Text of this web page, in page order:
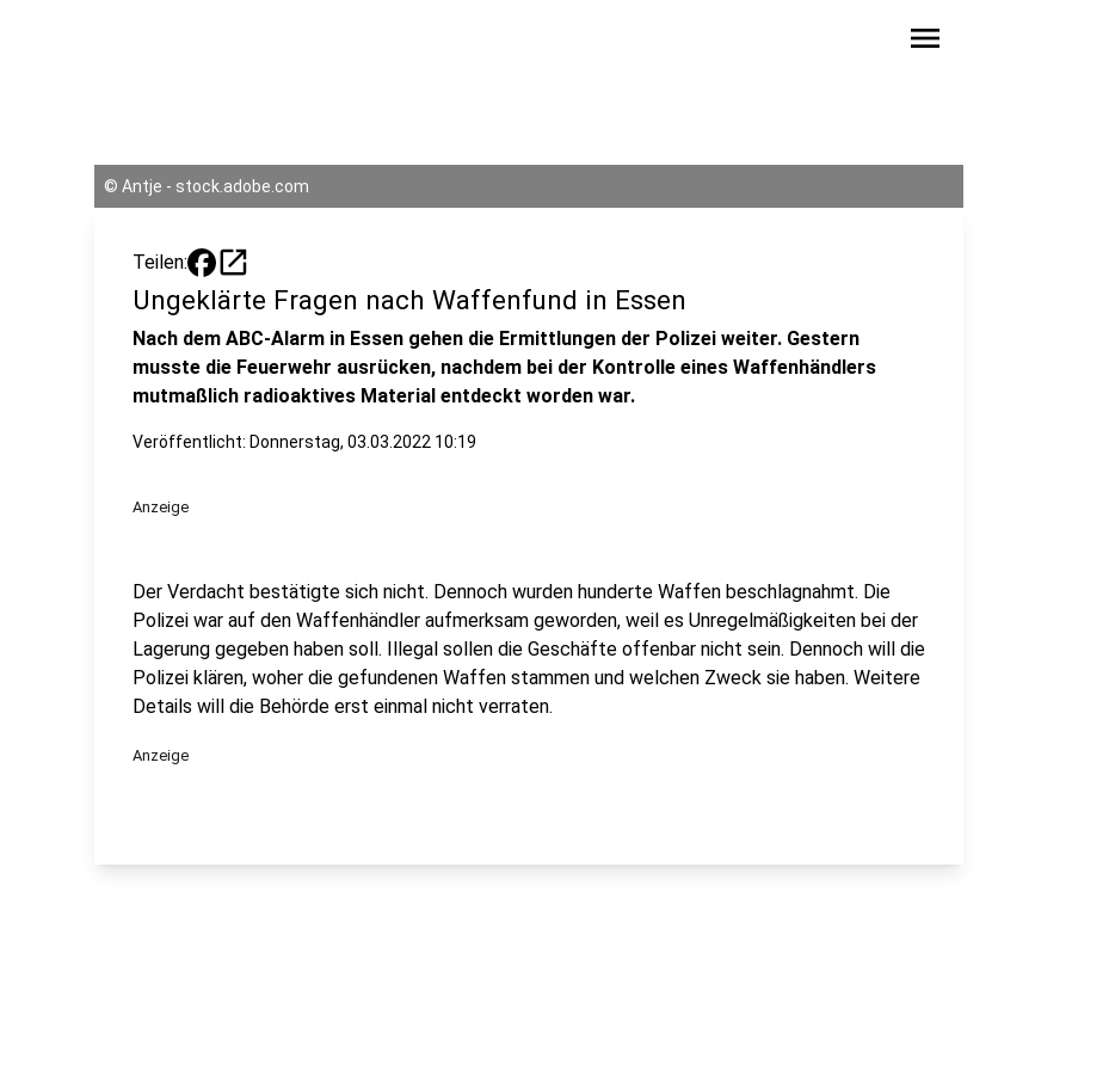
menu
© Antje - stock.adobe.com
Teilen: open_in_new
Ungeklärte Fragen nach Waffenfund in Essen
Nach dem ABC-Alarm in Essen gehen die Ermittlungen der Polizei weiter. Gestern
musste die Feuerwehr ausrücken, nachdem bei der Kontrolle eines Waffenhändlers
mutmaßlich radioaktives Material entdeckt worden war.
Veröffentlicht: Donnerstag, 03.03.2022 10:19
Anzeige
Der Verdacht bestätigte sich nicht. Dennoch wurden hunderte Waffen beschlagnahmt. Die
Polizei war auf den Waffenhändler aufmerksam geworden, weil es Unregelmäßigkeiten bei der
Lagerung gegeben haben soll. Illegal sollen die Geschäfte offenbar nicht sein. Dennoch will die
Polizei klären, woher die gefundenen Waffen stammen und welchen Zweck sie haben. Weitere
Details will die Behörde erst einmal nicht verraten.
Anzeige